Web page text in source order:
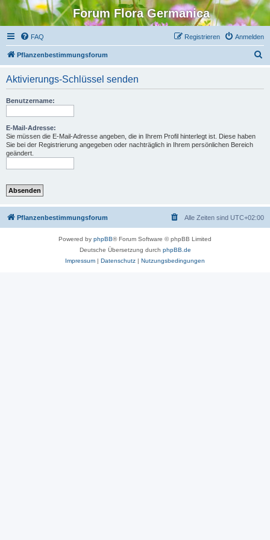
Forum Flora Germanica
FAQ Anmelden
Registrieren
Pflanzenbestimmungsforum
Aktivierungs-Schlüssel senden
Benutzername:
E-Mail-Adresse:
Sie müssen die E-Mail-Adresse angeben, die in Ihrem Profil hinterlegt ist. Diese haben
Sie bei der Registrierung angegeben oder nachträglich in Ihrem persönlichen Bereich
geändert.
Pflanzenbestimmungsforum Alle Zeiten sind UTC+02:00
Powered by phpBB® Forum Software © phpBB Limited
Deutsche Übersetzung durch phpBB.de
Impressum | Datenschutz | Nutzungsbedingungen